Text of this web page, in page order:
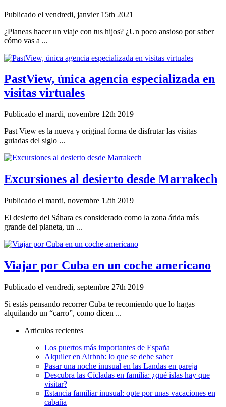
Publicado el vendredi, janvier 15th 2021
¿Planeas hacer un viaje con tus hijos? ¿Un poco ansioso por saber
cómo vas a ...
PastView, única agencia especializada en
visitas virtuales
Publicado el mardi, novembre 12th 2019
Past View es la nueva y original forma de disfrutar las visitas
guiadas del siglo ...
Excursiones al desierto desde Marrakech
Publicado el mardi, novembre 12th 2019
El desierto del Sáhara es considerado como la zona árida más
grande del planeta, un ...
Viajar por Cuba en un coche americano
Publicado el vendredi, septembre 27th 2019
Si estás pensando recorrer Cuba te recomiendo que lo hagas
alquilando un “carro”, como dicen ...
Articulos recientes
Los puertos más importantes de España
Alquiler en Airbnb: lo que se debe saber
Pasar una noche inusual en las Landas en pareja
Descubra las Cícladas en familia: ¿qué islas hay que
visitar?
Estancia familiar inusual: opte por unas vacaciones en
cabaña